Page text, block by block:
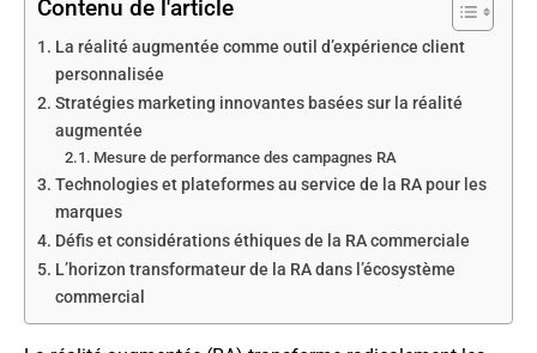
Contenu de l'article
La réalité augmentée comme outil d’expérience client
personnalisée
Stratégies marketing innovantes basées sur la réalité
augmentée
Mesure de performance des campagnes RA
Technologies et plateformes au service de la RA pour les
marques
Défis et considérations éthiques de la RA commerciale
L’horizon transformateur de la RA dans l’écosystème
commercial